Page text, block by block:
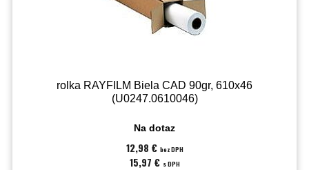
rolka RAYFILM Biela CAD 90gr, 610x46
(U0247.0610046)
Na dotaz
12,98 € bez DPH
15,97 € s DPH